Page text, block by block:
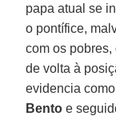
papa atual se
o pontífice,
com os pobres,
de volta à
evidencia
Bento e